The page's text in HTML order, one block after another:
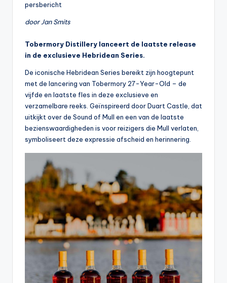
persbericht
door Jan Smits
Tobermory Distillery lanceert de laatste release
in de exclusieve Hebridean Series.
De iconische Hebridean Series bereikt zijn hoogtepunt
met de lancering van Tobermory 27-Year-Old – de
vijfde en laatste fles in deze exclusieve en
verzamelbare reeks. Geïnspireerd door Duart Castle, dat
uitkijkt over de Sound of Mull en een van de laatste
bezienswaardigheden is voor reizigers die Mull verlaten,
symboliseert deze expressie afscheid en herinnering.